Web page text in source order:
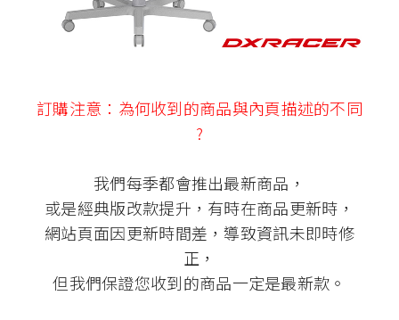
訂購注意：為何收到的商品與內頁描述的不同
?
我們每季都會推出最新商品，
或是經典版改款提升，有時在商品更新時，
網站頁面因更新時間差，導致資訊未即時修
正，
但我們保證您收到的商品一定是最新款。